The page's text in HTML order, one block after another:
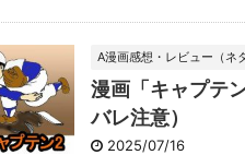
A漫画感想・レビュー（ネ
漫画「キャプテ
バレ注意）
2025/07/16